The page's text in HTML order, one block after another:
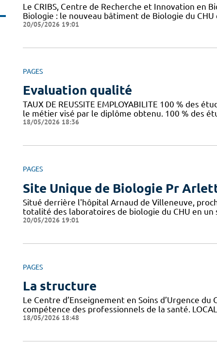
Le CRIBS, Centre de Recherche et Innovation en
Biologie : le nouveau bâtiment de Biologie du
20/05/2026 19:01
PAGES
Evaluation qualité
TAUX DE REUSSITE EMPLOYABILITE 100 %
le métier visé par le diplôme obtenu. 100 % des
18/05/2026 18:36
PAGES
Site Unique de Biologie Pr
Situé derrière l'hôpital Arnaud de Villeneuve,
totalité des laboratoires de biologie du CHU en
20/05/2026 19:01
PAGES
La structure
Le Centre d’Enseignement en Soins d’Urgence
compétence des professionnels de la santé.
18/05/2026 18:48